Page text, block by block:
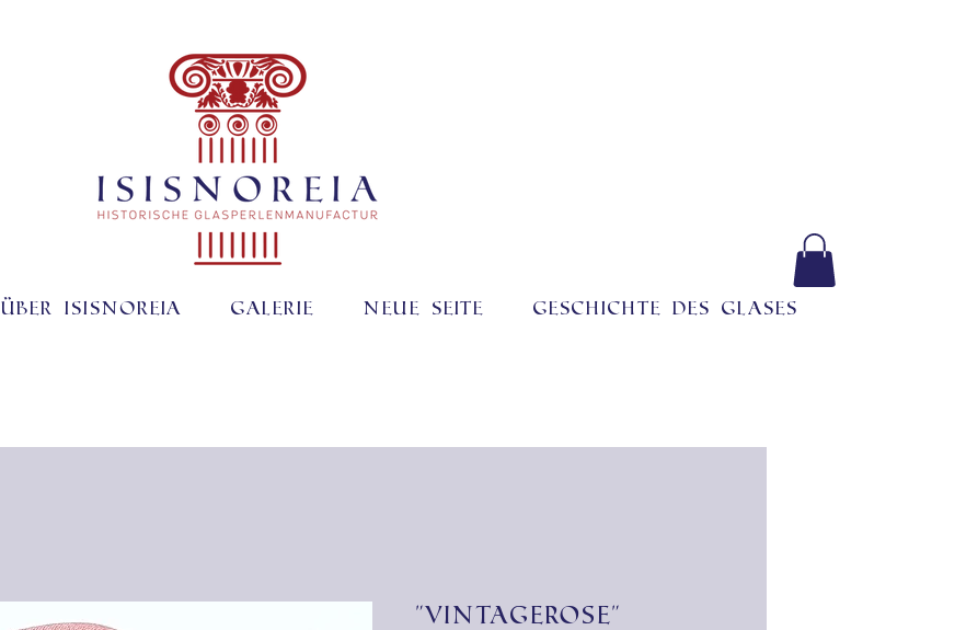
Über ISISNOREIA Galerie Neue Seite Geschichte des Glases
"Vintagerose"